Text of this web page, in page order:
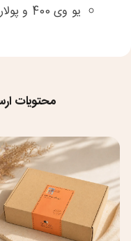
یو وی 400 و پولاریزه
محتویات